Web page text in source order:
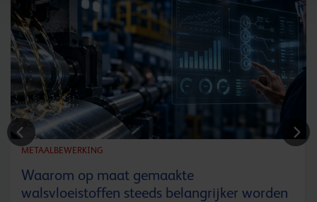
METAALBEWERKING
Waarom op maat gemaakte
walsvloeistoffen steeds belangrijker worden